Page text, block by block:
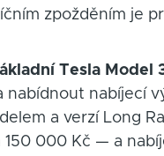
zpožděním je
Tesla Model
nabíjecí
a verzí Long
000 Kč — a